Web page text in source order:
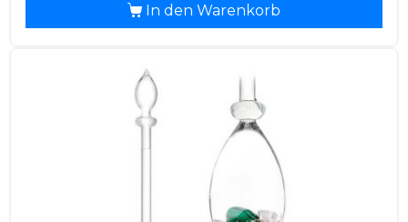
In den Warenkorb